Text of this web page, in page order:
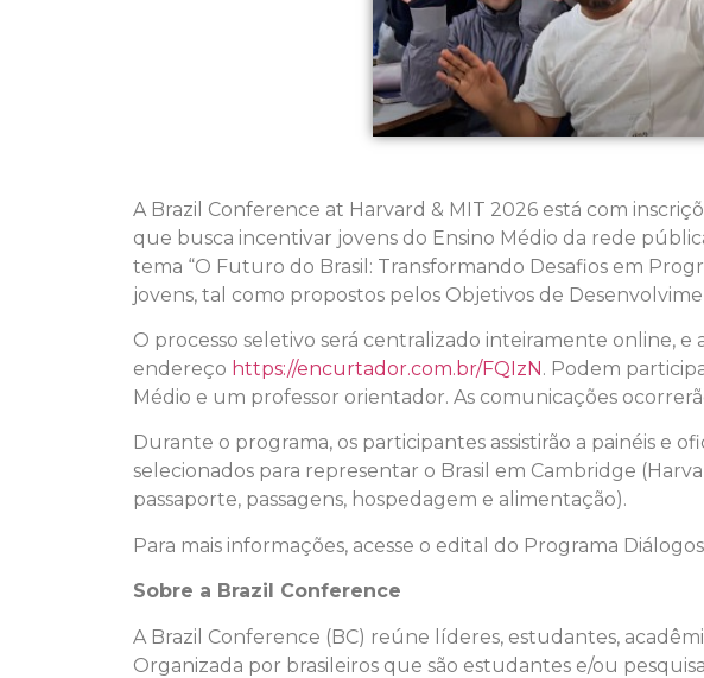
A Brazil Conference at Harvard & MIT 2026 está com
que busca incentivar jovens do Ensino Médio da rede
tema “O Futuro do Brasil: Transformando Desafios em
jovens, tal como propostos pelos Objetivos de
O processo seletivo será centralizado inteiramente online,
endereço https://encurtador.com.br/FQIzN. Podem
Médio e um professor orientador. As comunicações
Durante o programa, os participantes assistirão a painéis e
selecionados para representar o Brasil em Cambridge
passaporte, passagens, hospedagem e alimentação).
Para mais informações, acesse o edital do Programa
Sobre a Brazil Conference
A Brazil Conference (BC) reúne líderes, estudantes,
Organizada por brasileiros que são estudantes e/ou